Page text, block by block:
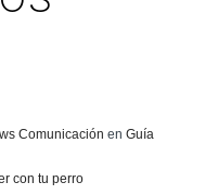
Comunicación en Guía
con tu perro